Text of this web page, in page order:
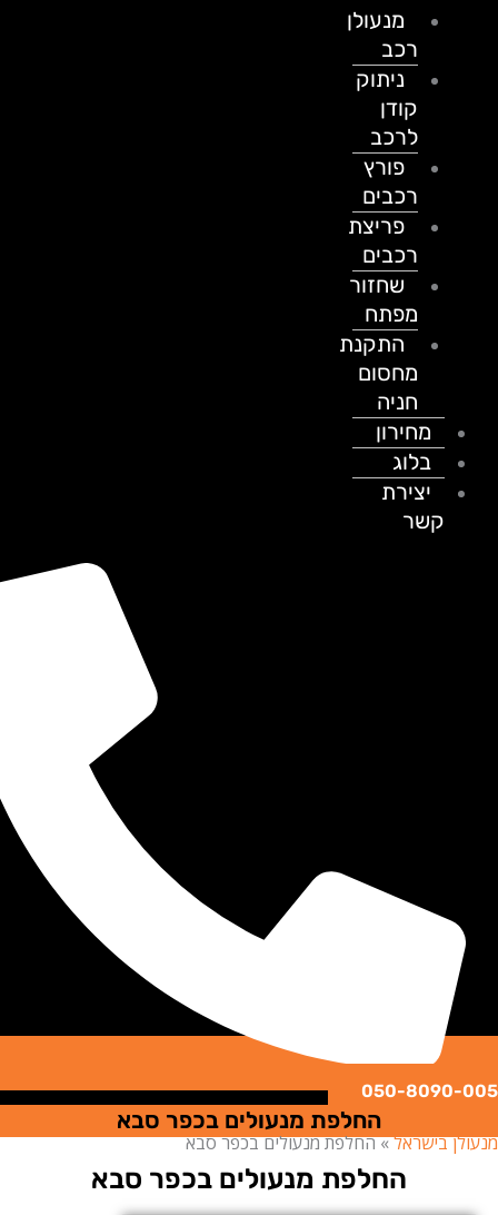
מנעולן
ניתוק
לרכב
פורץ
רכבים
פריצת
רכבים
שחזור
מפתח
התקנת
מחסום
חניה
מחירון
בלוג
יצירת
קשר
050-
החלפת מנעולים בכפר סבא
בישראל»החלפת מנעולים בכפר סבא
החלפת מנעולים בכפר סבא